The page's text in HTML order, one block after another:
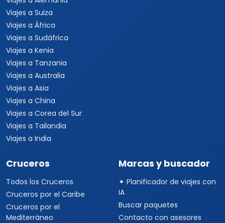
Viajes a Suiza
Viajes a África
Viajes a Sudáfrica
Viajes a Kenia
Viajes a Tanzania
Viajes a Australia
Viajes a Asia
Viajes a China
Viajes a Corea del Sur
Viajes a Tailandia
Viajes a India
Cruceros
Todos los Cruceros
Cruceros por el Caribe
Cruceros por el
Mediterráneo
Marcas y buscador
✦ Planificador de viajes con
IA
Buscar paquetes
Contacto con asesores